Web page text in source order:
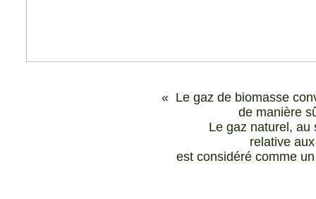
« Le gaz de biomasse
de manière
Le gaz naturel, au
relative
est considéré comme